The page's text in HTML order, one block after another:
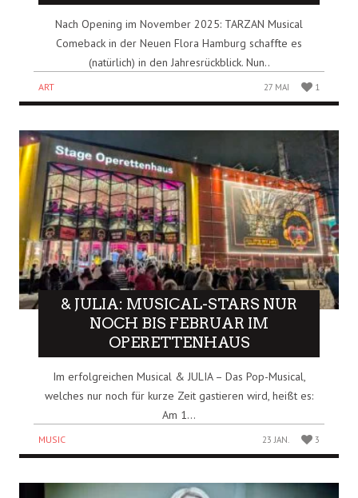
Nach Opening im November 2025: TARZAN Musical
Comeback in der Neuen Flora Hamburg schaffte es
(natürlich) in den Jahresrückblick. Nun..
ART 27 MAI 1
& JULIA: MUSICAL-STARS NUR
NOCH BIS FEBRUAR IM
OPERETTENHAUS
Im erfolgreichen Musical & JULIA – Das Pop-Musical,
welches nur noch für kurze Zeit gastieren wird, heißt es:
Am 1...
MUSIC 23 JAN. 3